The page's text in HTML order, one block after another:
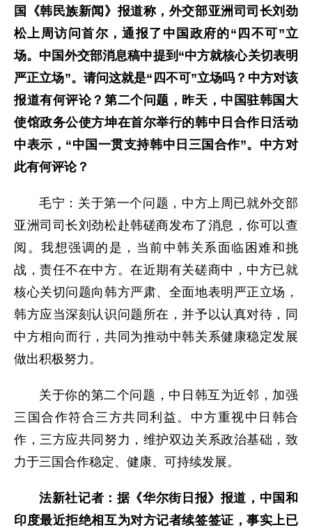
国《韩民族新闻》报道称，外交部亚洲司司长刘劲
松上周访问首尔，通报了中国政府的“四不可”立
场。中国外交部消息稿中提到“中方就核心关切表明
严正立场”。请问这就是“四不可”立场吗？中方对该
报道有何评论？第二个问题，昨天，中国驻韩国大
使馆政务公使方坤在首尔举行的韩中日合作日活动
中表示，“中国一贯支持韩中日三国合作”。中方对
此有何评论？
毛宁：关于第一个问题，中方上周已就外交部
亚洲司司长刘劲松赴韩磋商发布了消息，你可以查
阅。我想强调的是，当前中韩关系面临困难和挑
战，责任不在中方。在近期有关磋商中，中方已就
核心关切问题向韩方严肃、全面地表明严正立场，
韩方应当深刻认识问题所在，并予以认真对待，同
中方相向而行，共同为推动中韩关系健康稳定发展
做出积极努力。
关于你的第二个问题，中日韩互为近邻，加强
三国合作符合三方共同利益。中方重视中日韩合
作，三方应共同努力，维护双边关系政治基础，致
力于三国合作稳定、健康、可持续发展。
法新社记者：据《华尔街日报》报道，中国和
印度最近拒绝相互为对方记者续签签证，事实上已